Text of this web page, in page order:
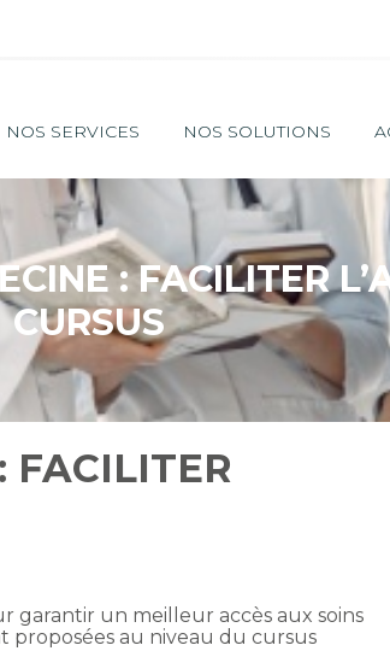
NOS SERVICES NOS SOLUTIONS
: FACILITER
CURSUS
FACILITER
garantir un meilleur accès aux soins
proposées au niveau du cursus